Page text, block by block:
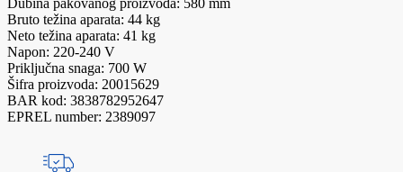
Bruto težina aparata: 44 kg
Neto težina aparata: 41 kg
Napon: 220-240 V
Priključna snaga: 700 W
Šifra proizvoda: 20015629
BAR kod: 3838782952647
EPREL number: 2389097